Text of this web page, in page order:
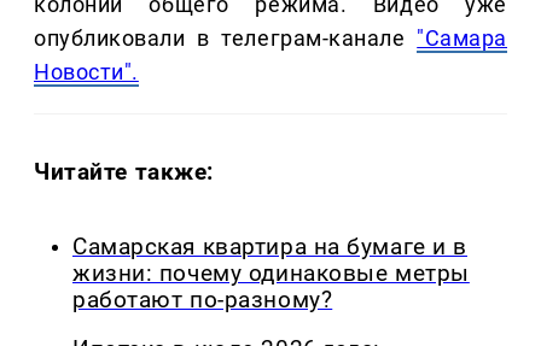
опубликовали в телеграм-канале "Самара
Новости".
Читайте также:
Самарская квартира на бумаге и в
жизни: почему одинаковые метры
работают по-разному?